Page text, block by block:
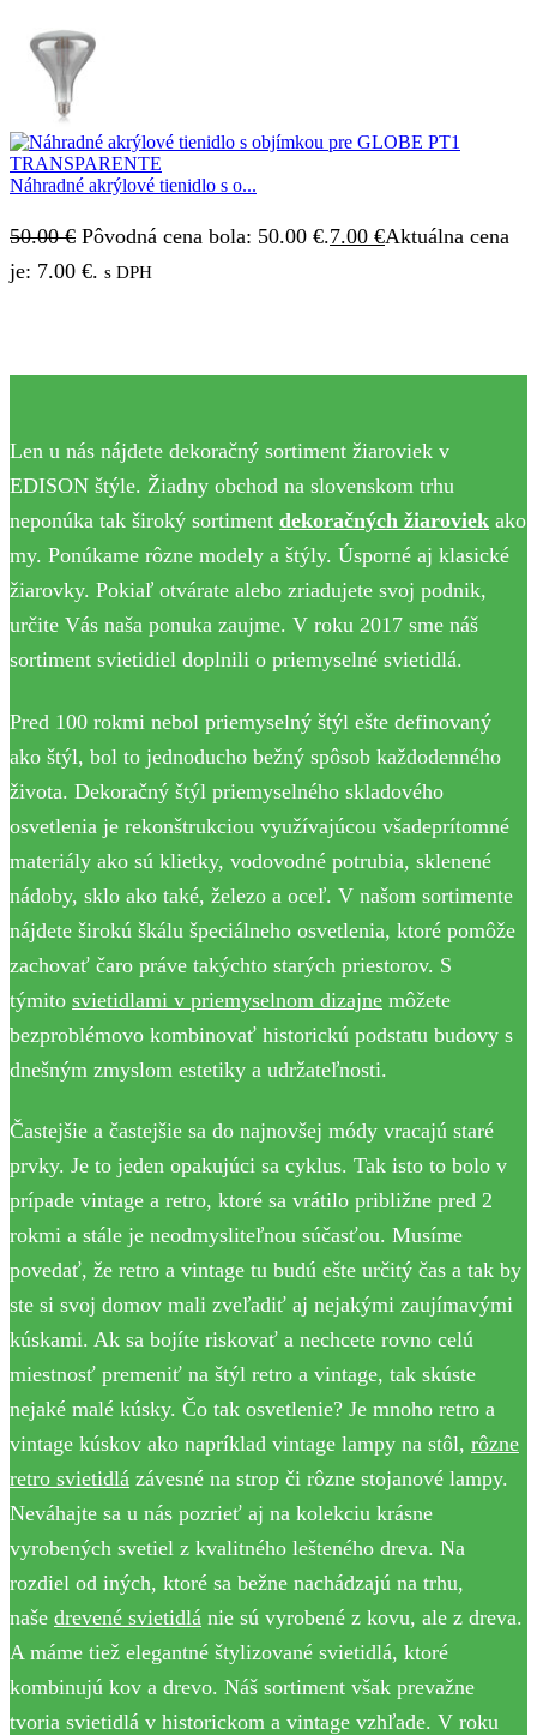
Náhradné akrýlové tienidlo s o...
50.00€ Pôvodná cena bola: 50.00 €.7.00 €Aktuálna cena
je: 7.00 €. s DPH
Len u nás nájdete dekoračný sortiment žiaroviek v
EDISON štýle. Žiadny obchod na slovenskom trhu
neponúka tak široký sortiment dekoračných žiaroviek ako
my. Ponúkame rôzne modely a štýly. Úsporné aj klasické
žiarovky. Pokiaľ otvárate alebo zriadujete svoj podnik,
určite Vás naša ponuka zaujme. V roku 2017 sme náš
sortiment svietidiel doplnili o priemyselné svietidlá.
Pred 100 rokmi nebol priemyselný štýl ešte definovaný
ako štýl, bol to jednoducho bežný spôsob každodenného
života. Dekoračný štýl priemyselného skladového
osvetlenia je rekonštrukciou využívajúcou všadeprítomné
materiály ako sú klietky, vodovodné potrubia, sklenené
nádoby, sklo ako také, železo a oceľ. V našom sortimente
nájdete širokú škálu špeciálneho osvetlenia, ktoré pomôže
zachovať čaro práve takýchto starých priestorov. S
týmito svietidlami v priemyselnom dizajne môžete
bezproblémovo kombinovať historickú podstatu budovy s
dnešným zmyslom estetiky a udržateľnosti.
Častejšie a častejšie sa do najnovšej módy vracajú staré
prvky. Je to jeden opakujúci sa cyklus. Tak isto to bolo v
prípade vintage a retro, ktoré sa vrátilo približne pred 2
rokmi a stále je neodmysliteľnou súčasťou. Musíme
povedať, že retro a vintage tu budú ešte určitý čas a tak by
ste si svoj domov mali zveľadiť aj nejakými zaujímavými
kúskami. Ak sa bojíte riskovať a nechcete rovno celú
miestnosť premeniť na štýl retro a vintage, tak skúste
nejaké malé kúsky. Čo tak osvetlenie? Je mnoho retro a
vintage kúskov ako napríklad vintage lampy na stôl, rôzne
retro svietidlá závesné na strop či rôzne stojanové lampy.
Neváhajte sa u nás pozrieť aj na kolekciu krásne
vyrobených svetiel z kvalitného lešteného dreva. Na
rozdiel od iných, ktoré sa bežne nachádzajú na trhu,
naše drevené svietidlá nie sú vyrobené z kovu, ale z dreva.
A máme tiež elegantné štylizované svietidlá, ktoré
kombinujú kov a drevo. Náš sortiment však prevažne
tvoria svietidlá v historickom a vintage vzhľade. V roku